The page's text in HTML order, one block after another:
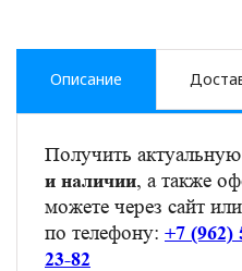
Описание
Получить
и наличии, а также
можете через сайт
по телефону: +7 (962)
23-82